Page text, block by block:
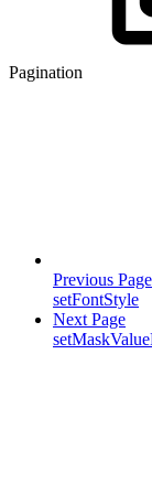
Pagination
Previous Page
setFontStyle
Next Page